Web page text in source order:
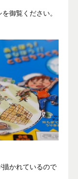
御覧ください。
描かれているので